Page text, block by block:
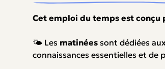
Cet emploi du temps est conçu
🌤️ Les matinées sont dédiées aux
connaissances essentielles et de